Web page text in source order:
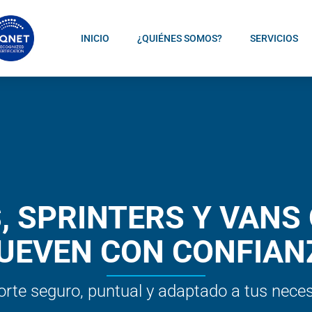
INICIO ¿QUIÉNES SOMOS? SERVICIOS
SPRINTERS Y VANS
CON
seguro, puntual y adaptado a tus